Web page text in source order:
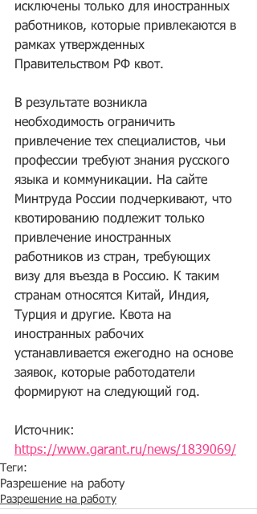
исключены только для иностранных
работников, которые привлекаются в
рамках утвержденных
Правительством РФ квот.
В результате возникла
необходимость ограничить
привлечение тех специалистов, чьи
профессии требуют знания русского
языка и коммуникации. На сайте
Минтруда России подчеркивают, что
квотированию подлежит только
привлечение иностранных
работников из стран, требующих
визу для въезда в Россию. К таким
странам относятся Китай, Индия,
Турция и другие. Квота на
иностранных рабочих
устанавливается ежегодно на основе
заявок, которые работодатели
формируют на следующий год.
Источник:
https://www.garant.ru/news/1839069/
Теги:
Разрешение на работу
Разрешение на работу